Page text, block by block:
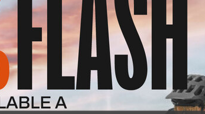
versátil para que cada salida sea agradable.
para un óptimo ajuste.
alrededor del tobillo, siguiendo la
curvándose sobre el pie desde su exterior hacia
para un ajuste fino del área del antepié.
pero sin comprometer la eficacia del pedaleo.